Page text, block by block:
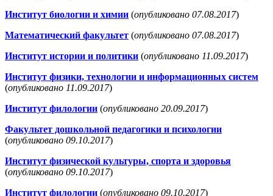
Институт биологии и химии (опубликовано 07.08.2017)
Математический факультет (опубликовано 07.08.2017)
Институт истории и политики (опубликовано 11.09.2017)
Институт физики, технологии и информационных систем
(опубликовано 11.09.2017)
Институт филологии (опубликовано 20.09.2017)
Факультет дошкольной педагогики и психологии
(опубликовано 09.10.2017)
Институт физической культуры, спорта и здоровья
(опубликовано 09.10.2017)
Институт филологии (опубликовано 09.10.2017)